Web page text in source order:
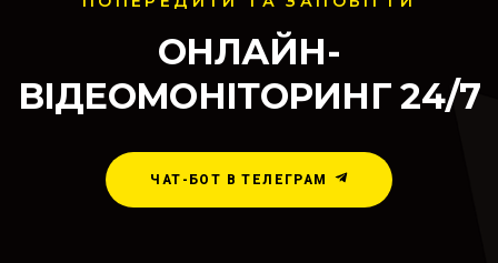
ОНЛАЙН-
ВІДЕОМОНІТОРИНГ 24/7
ЧАТ-БОТ В ТЕЛЕГРАМ